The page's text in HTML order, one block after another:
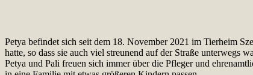
Petya befindet sich seit dem 18. November 2021 im Tierheim
hatte, so dass sie auch viel streunend auf der Straße unterwegs
Petya und Pali freuen sich immer über die Pfleger und